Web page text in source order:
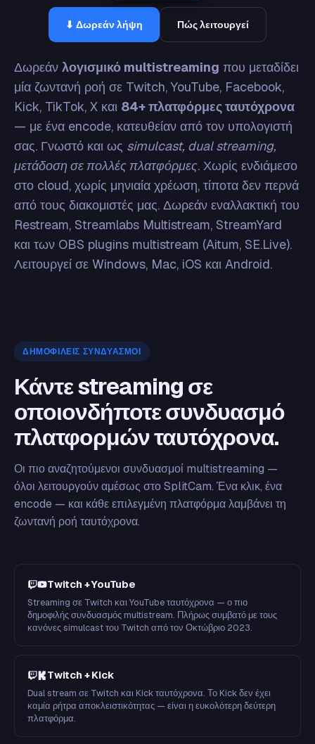
Δωρεάν λογισμικό multistreaming που μεταδίδει
μία ζωντανή ροή σε Twitch, YouTube, Facebook,
Kick, TikTok, X και 84+ πλατφόρμες ταυτόχρονα
— με ένα encode, κατευθείαν από τον υπολογιστή
σας. Γνωστό και ως simulcast, dual streaming,
μετάδοση σε πολλές πλατφόρμες. Χωρίς ενδιάμεσο
στο cloud, χωρίς μηνιαία χρέωση, τίποτα δεν περνά
από τους διακομιστές μας. Δωρεάν εναλλακτική του
Restream, Streamlabs Multistream, StreamYard
και των OBS plugins multistream (Aitum, SE.Live).
Λειτουργεί σε Windows, Mac, iOS και Android.
⬇ Δωρεάν λήψη Πώς λειτουργεί
ΔΗΜΟΦΙΛΕΊΣ ΣΥΝΔΥΑΣΜΟΊ
Κάντε streaming σε
οποιονδήποτε συνδυασμό
πλατφορμών ταυτόχρονα.
Οι πιο αναζητούμενοι συνδυασμοί multistreaming —
όλοι λειτουργούν αμέσως στο SplitCam. Ένα κλικ, ένα
encode — και κάθε επιλεγμένη πλατφόρμα λαμβάνει τη
ζωντανή ροή ταυτόχρονα.
Twitch + YouTube
Streaming σε Twitch και YouTube ταυτόχρονα — ο πιο
δημοφιλής συνδυασμός multistream. Πλήρως συμβατό με τους
κανόνες simulcast του Twitch από τον Οκτώβριο 2023.
Twitch + Kick
Dual stream σε Twitch και Kick ταυτόχρονα. Το Kick δεν έχει
καμία ρήτρα αποκλειστικότητας — είναι η ευκολότερη δεύτερη
πλατφόρμα.